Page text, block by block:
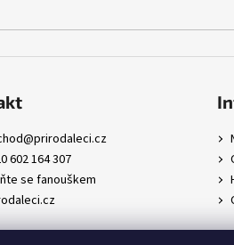
@prirodaleci.cz
602 164 307
se fanouškem